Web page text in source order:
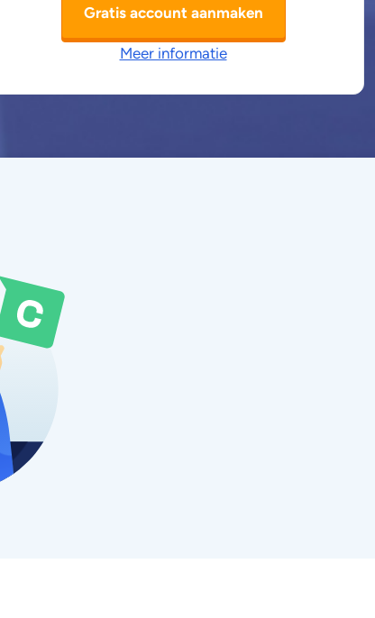
Gratis account aanmaken
Meer informatie